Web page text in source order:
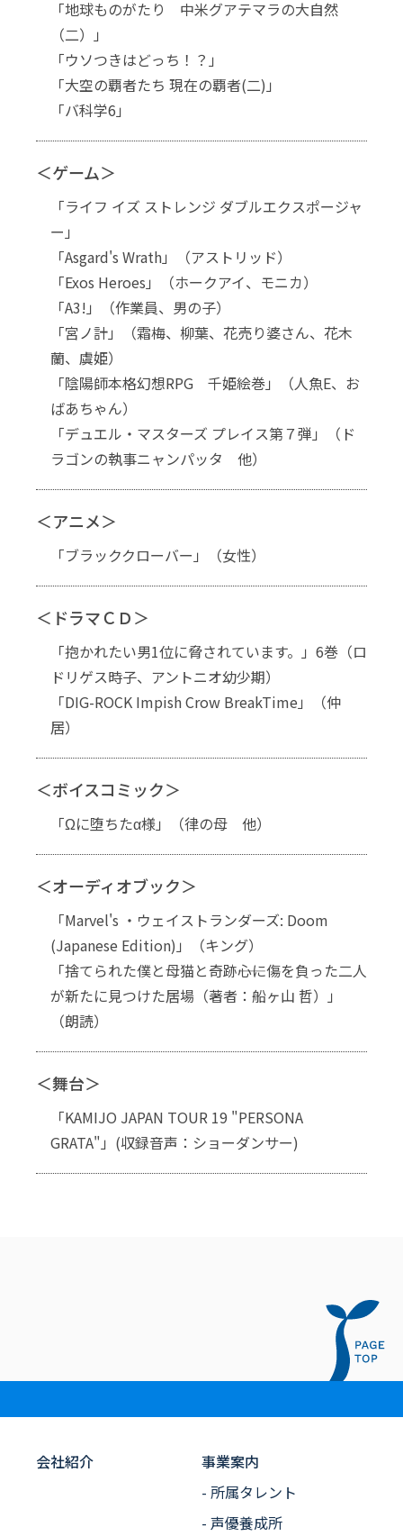
「地球ものがたり 中米グアテマラの大自然
（二）」
「ウソつきはどっち！？」
「大空の覇者たち 現在の覇者(二)」
「バ科学6」
＜ゲーム＞
「ライフ イズ ストレンジ ダブルエクスポージャ
ー」
「Asgard's Wrath」（アストリッド）
「Exos Heroes」（ホークアイ、モニカ）
「A3!」（作業員、男の子）
「宮ノ計」（霜梅、柳葉、花売り婆さん、花木
蘭、虞姫）
「陰陽師本格幻想RPG 千姫絵巻」（人魚E、お
ばあちゃん）
「デュエル・マスターズ プレイス第７弾」（ド
ラゴンの執事ニャンパッタ 他）
＜アニメ＞
「ブラッククローバー」（女性）
＜ドラマＣＤ＞
「抱かれたい男1位に脅されています。」6巻（ロ
ドリゲス時子、アントニオ幼少期）
「DIG-ROCK Impish Crow BreakTime」（仲
居）
＜ボイスコミック＞
「Ωに堕ちたα様」（律の母 他）
＜オーディオブック＞
「Marvel's ・ウェイストランダーズ: Doom
(Japanese Edition)」（キング）
「捨てられた僕と母猫と奇跡――心に傷を負った二人
が新たに見つけた居場（著者：船ヶ山 哲）」
（朗読）
＜舞台＞
「KAMIJO JAPAN TOUR 19 "PERSONA
GRATA"」(収録音声：ショーダンサー)
会社紹介
事業案内
- 所属タレント
- 声優養成所